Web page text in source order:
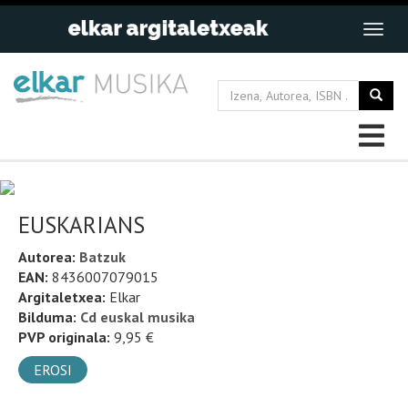
EUSKARIANS
Autorea: Batzuk
EAN: 8436007079015
Argitaletxea: Elkar
Bilduma: Cd euskal musika
PVP originala: 9,95 €
EROSI